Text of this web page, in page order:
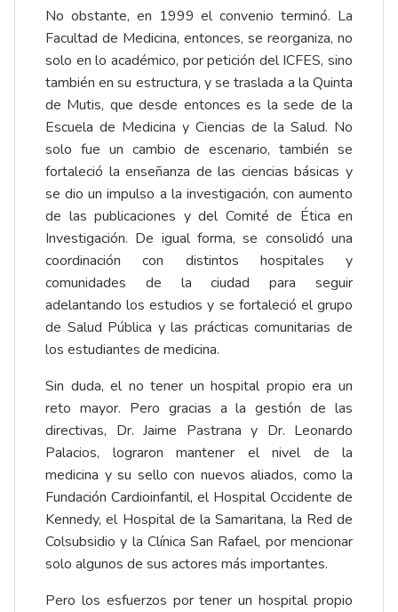
No obstante, en 1999 el convenio terminó. La
Facultad de Medicina, entonces, se reorganiza, no
solo en lo académico, por petición del ICFES, sino
también en su estructura, y se traslada a la Quinta
de Mutis, que desde entonces es la sede de la
Escuela de Medicina y Ciencias de la Salud. No
solo fue un cambio de escenario, también se
fortaleció la enseñanza de las ciencias básicas y
se dio un impulso a la investigación, con aumento
de las publicaciones y del Comité de Ética en
Investigación. De igual forma, se consolidó una
coordinación con distintos hospitales y
comunidades de la ciudad para seguir
adelantando los estudios y se fortaleció el grupo
de Salud Pública y las prácticas comunitarias de
los estudiantes de medicina.
Sin duda, el no tener un hospital propio era un
reto mayor. Pero gracias a la gestión de las
directivas, Dr. Jaime Pastrana y Dr. Leonardo
Palacios, lograron mantener el nivel de la
medicina y su sello con nuevos aliados, como la
Fundación Cardioinfantil, el Hospital Occidente de
Kennedy, el Hospital de la Samaritana, la Red de
Colsubsidio y la Clínica San Rafael, por mencionar
solo algunos de sus actores más importantes.
Pero los esfuerzos por tener un hospital propio